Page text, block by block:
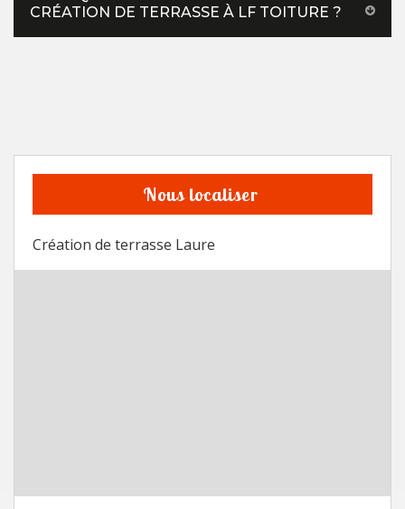
CRÉATION DE TERRASSE À LF TOITURE ?
Nous localiser
Création de terrasse Laure